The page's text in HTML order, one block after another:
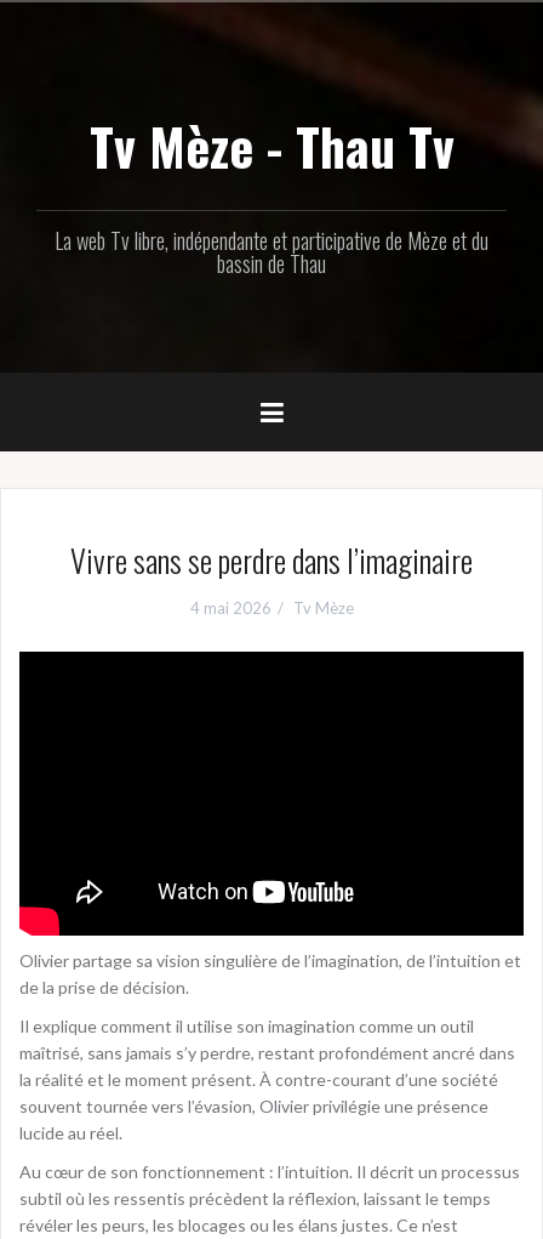
Tv Mèze - Thau Tv
La web Tv libre, indépendante et participative de Mèze et du
bassin de Thau
Vivre sans se perdre dans l’imaginaire
4 mai 2026 Tv Mèze
Olivier partage sa vision singulière de l’imagination, de l’intuition et
de la prise de décision.
Il explique comment il utilise son imagination comme un outil
maîtrisé, sans jamais s’y perdre, restant profondément ancré dans
la réalité et le moment présent. À contre-courant d’une société
souvent tournée vers l’évasion, Olivier privilégie une présence
lucide au réel.
Au cœur de son fonctionnement : l’intuition. Il décrit un processus
subtil où les ressentis précèdent la réflexion, laissant le temps
révéler les peurs, les blocages ou les élans justes. Ce n’est